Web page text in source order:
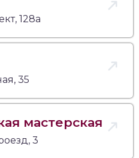
128а
35
мастерская
3